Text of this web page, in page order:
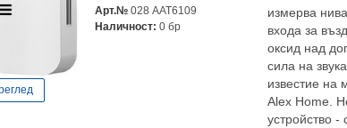
Арт.№ 028 AAT6109
Наличност: 0 бр
измерва
входа за
оксид над
сила на
известие на
Alex Home.
устройство